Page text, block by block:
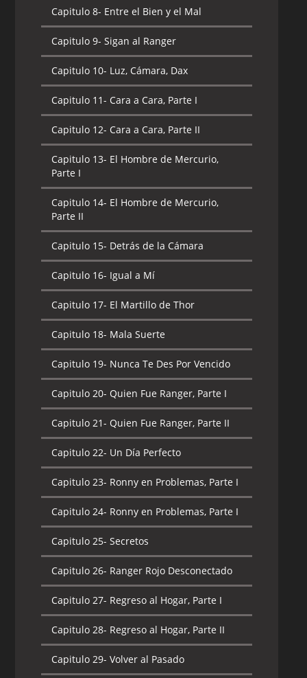
Capitulo 8- Entre el Bien y el Mal
Capitulo 9- Sigan al Ranger
Capitulo 10- Luz, Cámara, Dax
Capitulo 11- Cara a Cara, Parte I
Capitulo 12- Cara a Cara, Parte II
Capitulo 13- El Hombre de Mercurio,
Parte I
Capitulo 14- El Hombre de Mercurio,
Parte II
Capitulo 15- Detrás de la Cámara
Capitulo 16- Igual a Mí
Capitulo 17- El Martillo de Thor
Capitulo 18- Mala Suerte
Capitulo 19- Nunca Te Des Por Vencido
Capitulo 20- Quien Fue Ranger, Parte I
Capitulo 21- Quien Fue Ranger, Parte II
Capitulo 22- Un Día Perfecto
Capitulo 23- Ronny en Problemas, Parte I
Capitulo 24- Ronny en Problemas, Parte I
Capitulo 25- Secretos
Capitulo 26- Ranger Rojo Desconectado
Capitulo 27- Regreso al Hogar, Parte I
Capitulo 28- Regreso al Hogar, Parte II
Capitulo 29- Volver al Pasado